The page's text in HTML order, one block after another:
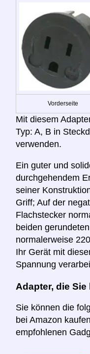
Vorderseite
Mit diesem
Typ: A, B in
verwenden.
Ein guter und
durchgehendem
seiner
Griff; Auf der
Flachstecker
beiden
normalerweise
Ihr Gerät mit
Spannung
Adapter, die
Sie können die
bei Amazon
empfohlenen